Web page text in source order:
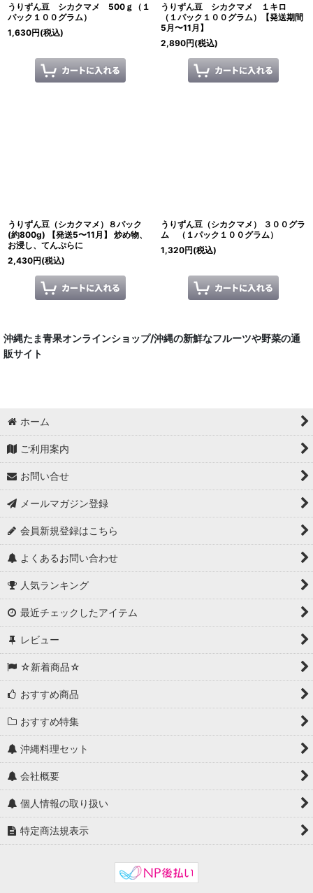
うりずん豆 シカクマメ 500ｇ（１
パック１００グラム）
1,630円(税込)
うりずん豆 シカクマメ １キロ
（１パック１００グラム）【発送期間
5月〜11月】
2,890円(税込)
うりずん豆（シカクマメ）８パック
(約800g) 【発送5〜11月】 炒め物、
お浸し、てんぷらに
2,430円(税込)
うりずん豆（シカクマメ） ３００グラ
ム （１パック１００グラム）
1,320円(税込)
沖縄たま青果オンラインショップ/沖縄の新鮮なフルーツや野菜の通
販サイト
ホーム
ご利用案内
お問い合せ
メールマガジン登録
会員新規登録はこちら
よくあるお問い合わせ
人気ランキング
最近チェックしたアイテム
レビュー
☆新着商品☆
おすすめ商品
おすすめ特集
沖縄料理セット
会社概要
個人情報の取り扱い
特定商法規表示